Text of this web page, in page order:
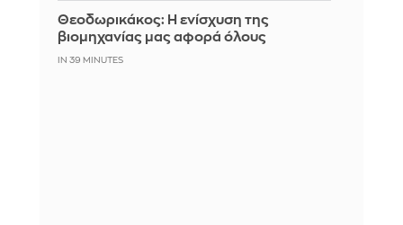
Θεοδωρικάκος: Η ενίσχυση της
βιομηχανίας μας αφορά όλους
IN 39 MINUTES